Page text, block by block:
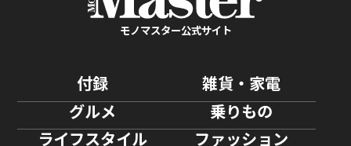
モノマスター公式サイト
付録
雑貨・家電
グルメ
乗りもの
ライフスタイル
ファッション